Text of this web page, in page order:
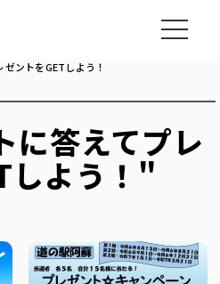
ントをGETしよう！
答えてプレ
しよう！"